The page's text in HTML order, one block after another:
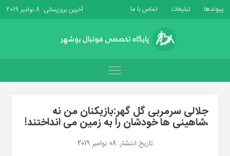
پیوندها تبلیغات تماس با ما آخرین بروزرسانی: 8 نوامبر 2019
جلالی سرمربی گل گهر:بازیکنان من نه
،شاهینی ها خودشان را به زمین می انداختند!
تاریخ انتشار: 08 نوامبر 2019